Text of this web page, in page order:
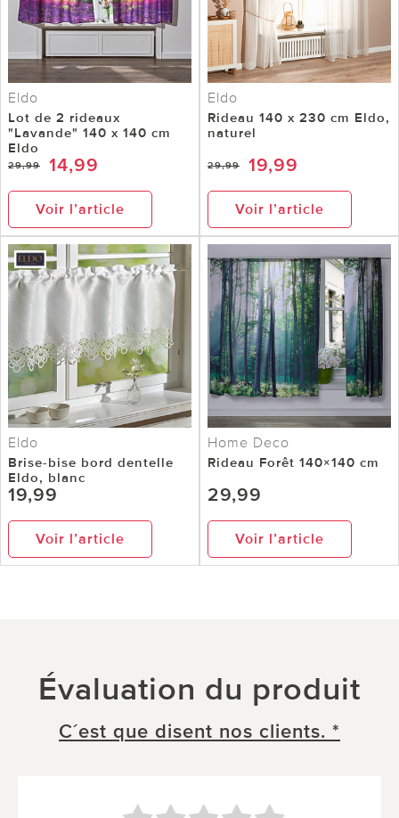
Eldo
Lot de 2 rideaux
"Lavande" 140 x 140 cm
Eldo
29,99 14,99
Voir l’article
Eldo
Rideau 140 x 230 cm Eldo,
naturel
29,99 19,99
Voir l’article
Eldo
Brise-bise bord dentelle
Eldo, blanc
19,99
Voir l’article
Home Deco
Rideau Forêt 140×140 cm
29,99
Voir l’article
Évaluation du produit
C´est que disent nos clients. *